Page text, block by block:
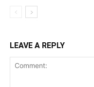
LEAVE A REPLY